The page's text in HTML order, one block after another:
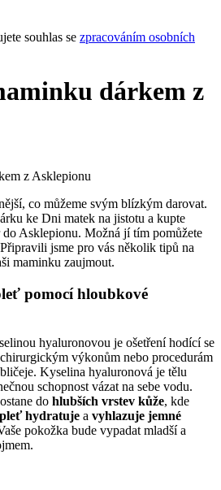
souhlas se zpracováním osobních
dárkem z
co můžeme svým blízkým darovat.
ke Dni matek na jistotu a kupte
Asklepionu. Možná jí tím pomůžete
jsme pro vás několik tipů na
maminku zaujmout.
pomocí hloubkové
hyaluronovou je ošetření hodící se
výkonům nebo procedurám
Kyselina hyaluronová je tělu
schopnost vázat na sebe vodu.
do hlubších vrstev kůže, kde
pleť hydratuje a vyhlazuje jemné
pokožka bude vypadat mladší a